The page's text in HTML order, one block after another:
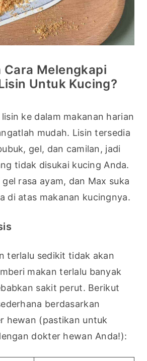
Cara Melengkapi
Untuk Kucing?
ke dalam makanan harian
mudah. Lisin tersedia
gel, dan camilan, jadi
tidak disukai kucing Anda.
rasa ayam, dan Max suka
di atas makanan kucingnya.
terlalu sedikit tidak akan
makan terlalu banyak
sakit perut. Berikut
berdasarkan
hewan (pastikan untuk
dokter hewan Anda!):